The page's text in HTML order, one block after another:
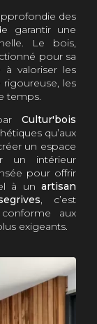
des
garantir une
Le bois,
pour sa
à valoriser les
rigoureuse, les
temps.
Cultur'bois
qu’aux
un espace
un intérieur
pour offrir
à un artisan
, c’est
aux
exigeants.